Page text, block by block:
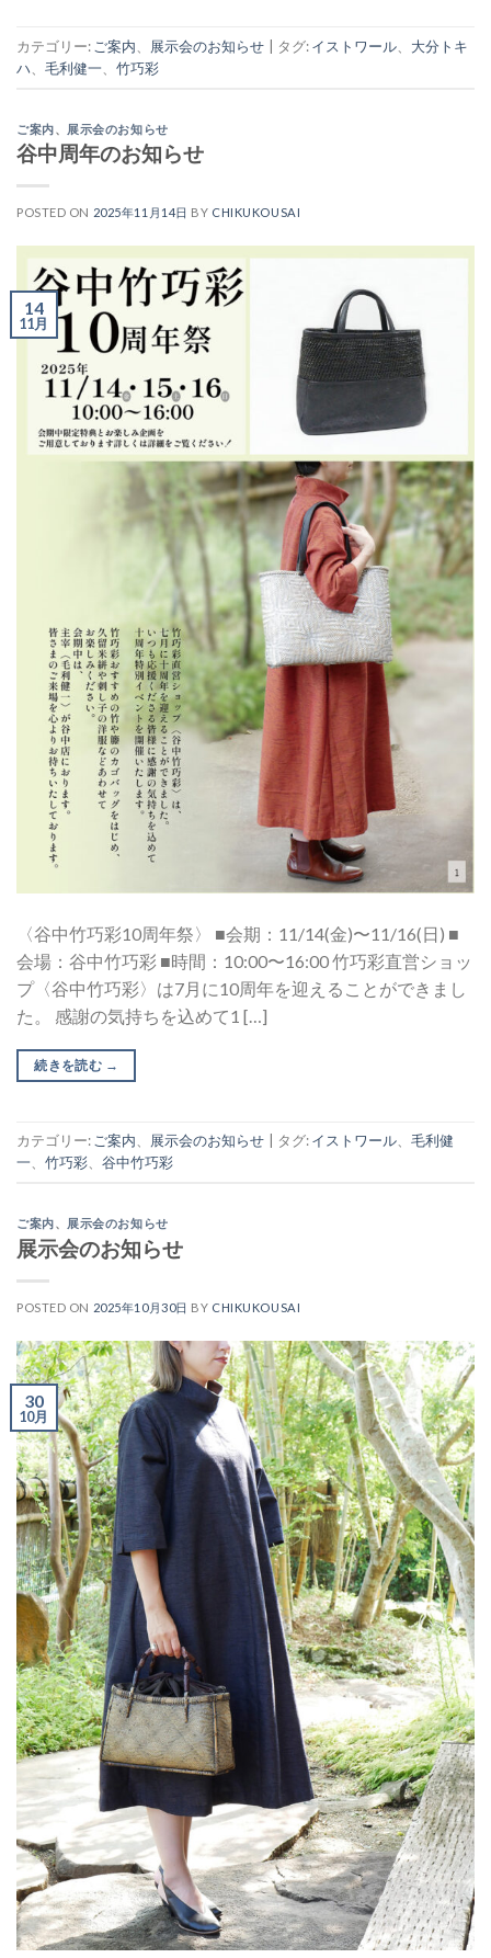
カテゴリー: ご案内 展示会のお知らせ タグ:イストワール
大分トキ
ハ
毛利健一 竹巧彩
ご案内 展示会のお知らせ
谷中周年のお知らせ
POSTED ON 2025年11月14日 BY CHIKUKOUSAI
14
11月
〈谷中竹巧彩10周年祭〉 ■会期：11/14(金)〜11/16(日) ■
会場：谷中竹巧彩 ■時間：10:00〜16:00 竹巧彩直営ショッ
プ〈谷中竹巧彩〉は7月に10周年を迎えることができまし
た。 感謝の気持ちを込めて1 […]
続きを読む →
カテゴリー:ご案内、 展示会のお知らせ タグ:イストワール、 毛利健
一、 竹巧彩、 谷中竹巧彩
ご案内、 展示会のお知らせ
展示会のお知らせ
POSTED ON 2025年10月30日 BY CHIKUKOUSAI
30
10月